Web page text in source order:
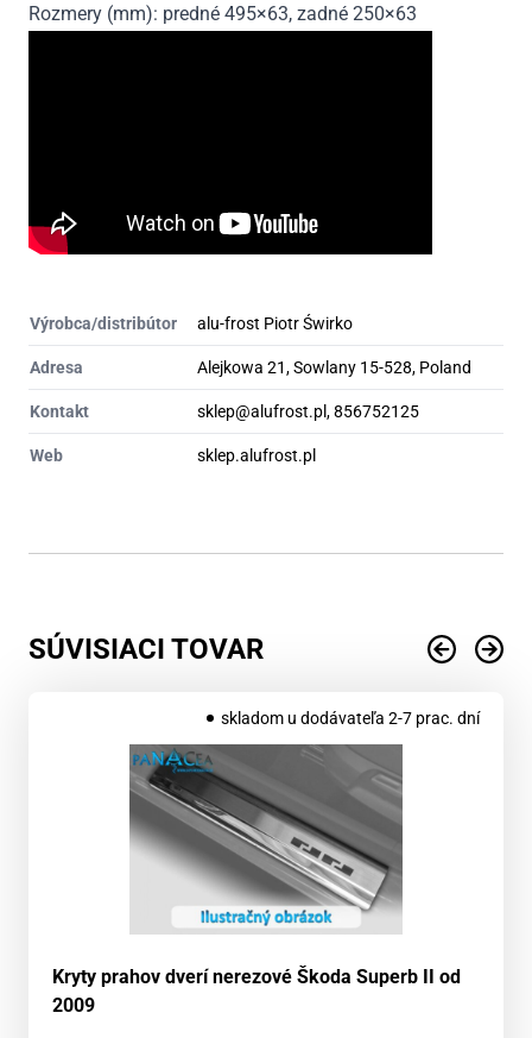
Rozmery (mm): predné 495×63, zadné 250×63
Výrobca/distribútor alu-frost Piotr Świrko
Adresa Alejkowa 21, Sowlany 15-528, Poland
Kontakt sklep@alufrost.pl, 856752125
Web sklep.alufrost.pl
SÚVISIACI TOVAR
skladom u dodávateľa 2-7 prac. dní
Kryty prahov dverí nerezové Škoda Superb II od
2009